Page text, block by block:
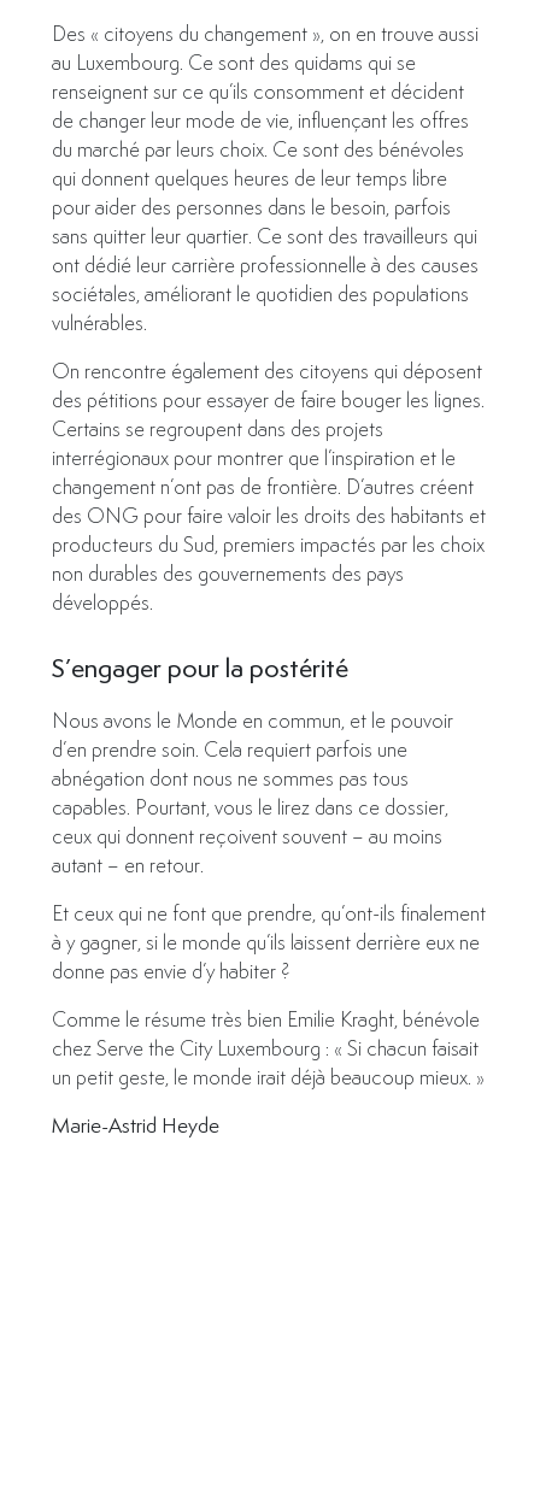
Des « citoyens du changement », on en trouve aussi
au Luxembourg. Ce sont des quidams qui se
renseignent sur ce qu’ils consomment et décident
de changer leur mode de vie, influençant les offres
du marché par leurs choix. Ce sont des bénévoles
qui donnent quelques heures de leur temps libre
pour aider des personnes dans le besoin, parfois
sans quitter leur quartier. Ce sont des travailleurs qui
ont dédié leur carrière professionnelle à des causes
sociétales, améliorant le quotidien des populations
vulnérables.
On rencontre également des citoyens qui déposent
des pétitions pour essayer de faire bouger les lignes.
Certains se regroupent dans des projets
interrégionaux pour montrer que l’inspiration et le
changement n’ont pas de frontière. D’autres créent
des ONG pour faire valoir les droits des habitants et
producteurs du Sud, premiers impactés par les choix
non durables des gouvernements des pays
développés.
S’engager pour la postérité
Nous avons le Monde en commun, et le pouvoir
d’en prendre soin. Cela requiert parfois une
abnégation dont nous ne sommes pas tous
capables. Pourtant, vous le lirez dans ce dossier,
ceux qui donnent reçoivent souvent – au moins
autant – en retour.
Et ceux qui ne font que prendre, qu’ont-ils finalement
à y gagner, si le monde qu’ils laissent derrière eux ne
donne pas envie d’y habiter ?
Comme le résume très bien Emilie Kraght, bénévole
chez Serve the City Luxembourg : « Si chacun faisait
un petit geste, le monde irait déjà beaucoup mieux. »
Marie-Astrid Heyde